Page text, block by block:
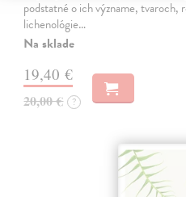
podstatné o ich význame, tvaroch,
lichenológie…
Na sklade
19,40 €
20,00 € ?